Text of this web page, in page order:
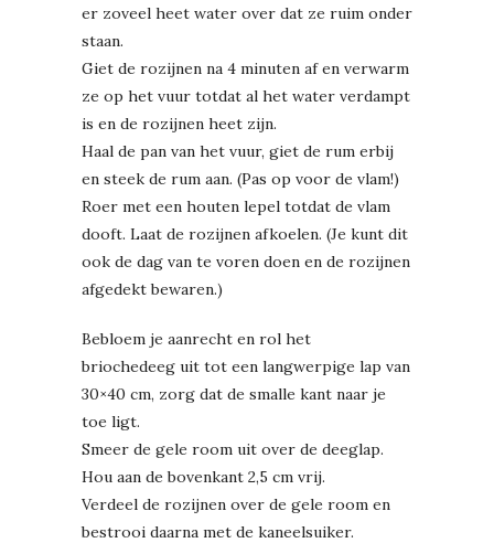
er zoveel heet water over dat ze ruim onder
staan.
Giet de rozijnen na 4 minuten af en verwarm
ze op het vuur totdat al het water verdampt
is en de rozijnen heet zijn.
Haal de pan van het vuur, giet de rum erbij
en steek de rum aan. (Pas op voor de vlam!)
Roer met een houten lepel totdat de vlam
dooft. Laat de rozijnen afkoelen. (Je kunt dit
ook de dag van te voren doen en de rozijnen
afgedekt bewaren.)
Bebloem je aanrecht en rol het
briochedeeg uit tot een langwerpige lap van
30×40 cm, zorg dat de smalle kant naar je
toe ligt.
Smeer de gele room uit over de deeglap.
Hou aan de bovenkant 2,5 cm vrij.
Verdeel de rozijnen over de gele room en
bestrooi daarna met de kaneelsuiker.